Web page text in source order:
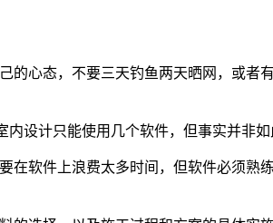
心态，不要三天钓鱼两天晒网，或者有
设计只能使用几个软件，但事实并非如
软件上浪费太多时间，但软件必须熟练